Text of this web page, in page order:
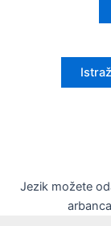
Jezik možete